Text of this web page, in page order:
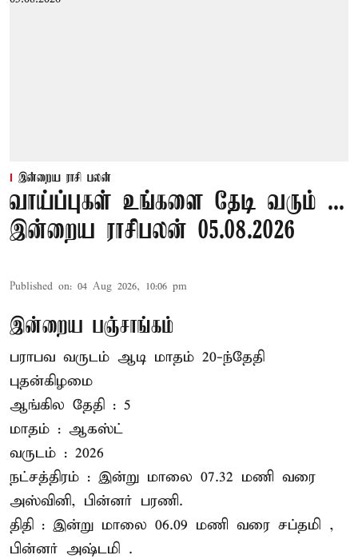
இன்றைய ராசி பலன்
வாய்ப்புகள் உங்களை தேடி வரும் ...
இன்றைய ராசிபலன் 05.08.2026
Published on: 04 Aug 2026, 10:06 pm
இன்றைய பஞ்சாங்கம்
பராபவ வருடம் ஆடி மாதம் 20-ந்தேதி
புதன்கிழமை
ஆங்கில தேதி : 5
மாதம் : ஆகஸ்ட்
வருடம் : 2026
நட்சத்திரம் : இன்று மாலை 07.32 மணி வரை
அஸ்வினி, பின்னர் பரணி.
திதி : இன்று மாலை 06.09 மணி வரை சப்தமி ,
பின்னர் அஷ்டமி .